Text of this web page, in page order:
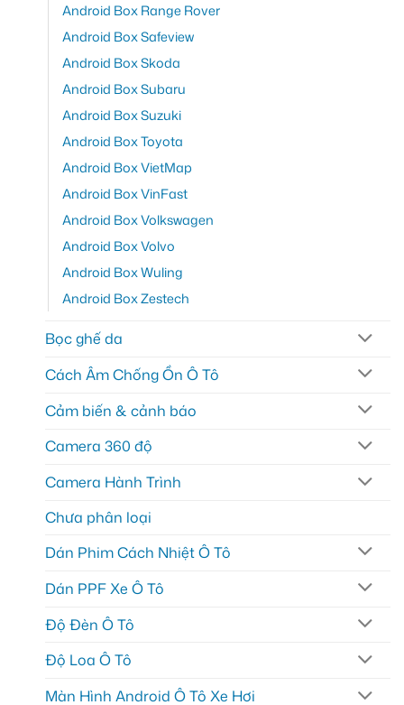
Android Box Range Rover
Android Box Safeview
Android Box Skoda
Android Box Subaru
Android Box Suzuki
Android Box Toyota
Android Box VietMap
Android Box VinFast
Android Box Volkswagen
Android Box Volvo
Android Box Wuling
Android Box Zestech
Bọc ghế da
Cách Âm Chống Ồn Ô Tô
Cảm biến & cảnh báo
Camera 360 độ
Camera Hành Trình
Chưa phân loại
Dán Phim Cách Nhiệt Ô Tô
Dán PPF Xe Ô Tô
Độ Đèn Ô Tô
Độ Loa Ô Tô
Màn Hình Android Ô Tô Xe Hơi